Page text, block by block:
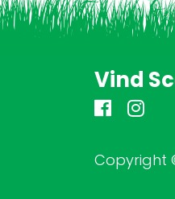
Vind
Copyright